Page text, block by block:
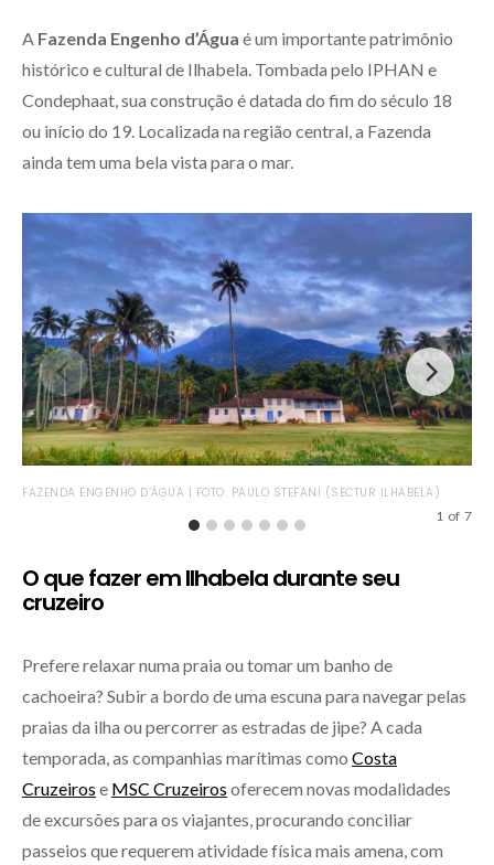
A Fazenda Engenho d’Água é um importante patrimônio
histórico e cultural de Ilhabela. Tombada pelo IPHAN e
Condephaat, sua construção é datada do fim do século 18
ou início do 19. Localizada na região central, a Fazenda
ainda tem uma bela vista para o mar.
FAZENDA ENGENHO D’ÁGUA | FOTO: PAULO STEFANI (SECTUR ILHABELA)
1 of 7
O que fazer em Ilhabela durante seu
cruzeiro
Prefere relaxar numa praia ou tomar um banho de
cachoeira? Subir a bordo de uma escuna para navegar pelas
praias da ilha ou percorrer as estradas de jipe? A cada
temporada, as companhias marítimas como Costa
Cruzeiros e MSC Cruzeiros oferecem novas modalidades
de excursões para os viajantes, procurando conciliar
passeios que requerem atividade física mais amena, com